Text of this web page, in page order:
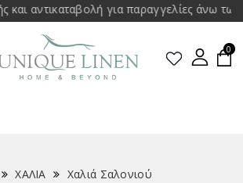
για παραγγελίες άνω των 35€
0
ΧΑΛΙΑ
Χαλιά Σαλονιού